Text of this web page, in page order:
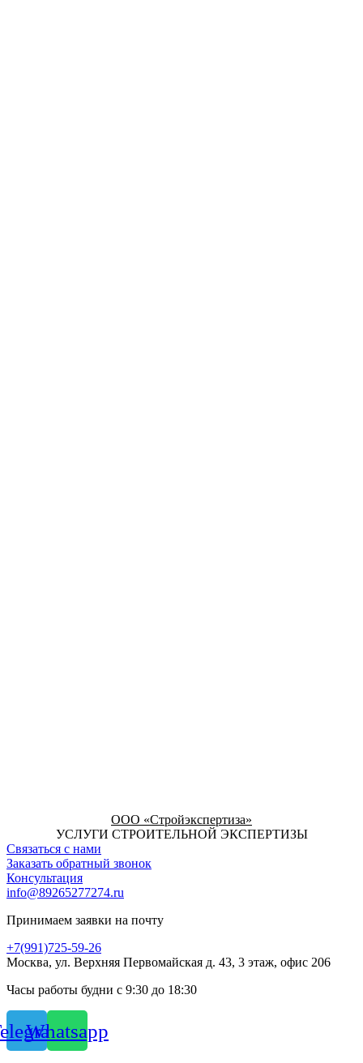
ООО «Стройэкспертиза»
УСЛУГИ СТРОИТЕЛЬНОЙ ЭКСПЕРТИЗЫ
Связаться с нами
Заказать обратный звонок
Консультация
info@89265277274.ru
Принимаем заявки на почту
+7(991)725-59-26
Москва, ул. Верхняя Первомайская д. 43, 3 этаж, офис 206
Часы работы будни с 9:30 до 18:30
Whatsapp